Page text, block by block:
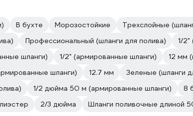
В бухте Морозостойкие Трехслойные
Профессиональный (шланги для полива)
1/2"
шланги) 1/2" (армированные шланги) 12 мм
шланги) 12.7 мм Зеленые (шланги
1/2 дюйма 50 м (армированные шланги)
8
2/3 дюйма Шланги поливочные длиной